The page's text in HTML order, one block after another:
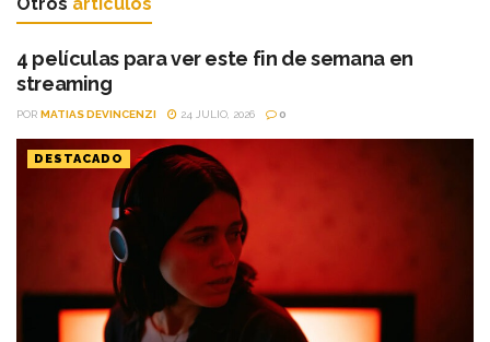
4 películas para ver este fin de semana en
streaming
POR MATIAS DEVINCENZI 24 JULIO, 2026 0
DESTACADO